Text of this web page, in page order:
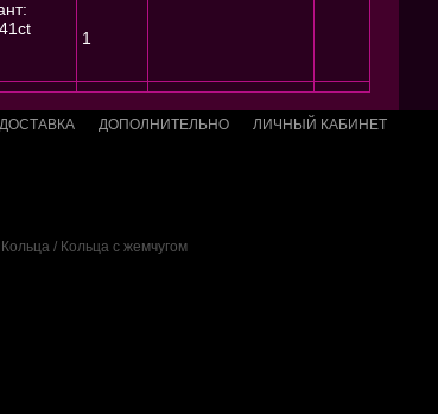
ДОПОЛНИТЕЛЬНО ЛИЧНЫЙ КАБИНЕТ
1
/ Кольца с жемчугом